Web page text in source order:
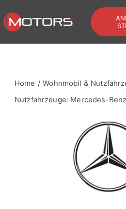
Inhalt
Offroad & Bus
Home
Wohnmobil &
Nutzfahrzeuge: Mercedes-Benz